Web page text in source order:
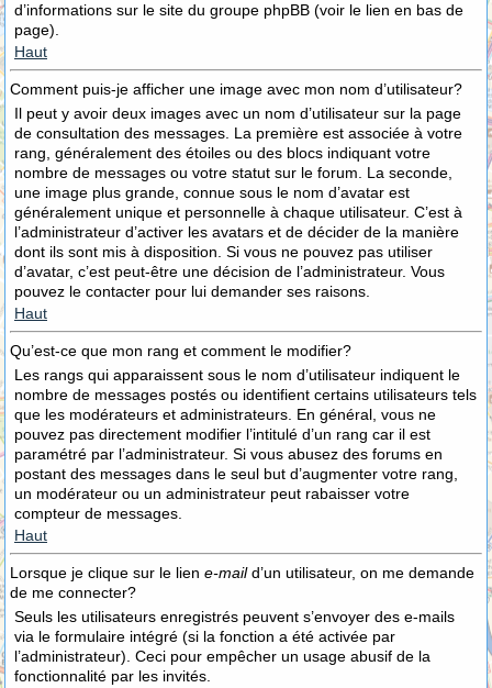
d’informations sur le site du groupe phpBB (voir le lien en bas de
page).
Haut
Comment puis-je afficher une image avec mon nom d’utilisateur?
Il peut y avoir deux images avec un nom d’utilisateur sur la page
de consultation des messages. La première est associée à votre
rang, généralement des étoiles ou des blocs indiquant votre
nombre de messages ou votre statut sur le forum. La seconde,
une image plus grande, connue sous le nom d’avatar est
généralement unique et personnelle à chaque utilisateur. C’est à
l’administrateur d’activer les avatars et de décider de la manière
dont ils sont mis à disposition. Si vous ne pouvez pas utiliser
d’avatar, c’est peut-être une décision de l’administrateur. Vous
pouvez le contacter pour lui demander ses raisons.
Haut
Qu’est-ce que mon rang et comment le modifier?
Les rangs qui apparaissent sous le nom d’utilisateur indiquent le
nombre de messages postés ou identifient certains utilisateurs tels
que les modérateurs et administrateurs. En général, vous ne
pouvez pas directement modifier l’intitulé d’un rang car il est
paramétré par l’administrateur. Si vous abusez des forums en
postant des messages dans le seul but d’augmenter votre rang,
un modérateur ou un administrateur peut rabaisser votre
compteur de messages.
Haut
Lorsque je clique sur le lien e-maild’un utilisateur, on me demande
de me connecter?
Seuls les utilisateurs enregistrés peuvent s’envoyer des e-mails
via le formulaire intégré (si la fonction a été activée par
l’administrateur). Ceci pour empêcher un usage abusif de la
fonctionnalité par les invités.